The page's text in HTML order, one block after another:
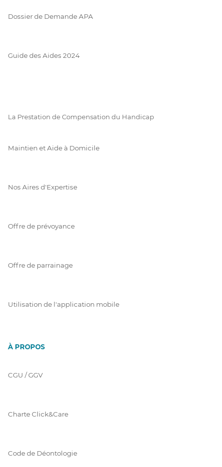
Dossier de Demande APA
Guide des Aides 2024
La Prestation de Compensation du Handicap
Maintien et Aide à Domicile
Nos Aires d'Expertise
Offre de prévoyance
Offre de parrainage
Utilisation de l'application mobile
À PROPOS
CGU / GGV
Charte Click&Care
Code de Déontologie